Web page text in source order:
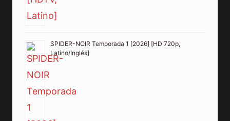
SPIDER-NOIR Temporada 1 [2026] [HD 720p,
Latino/Inglés]